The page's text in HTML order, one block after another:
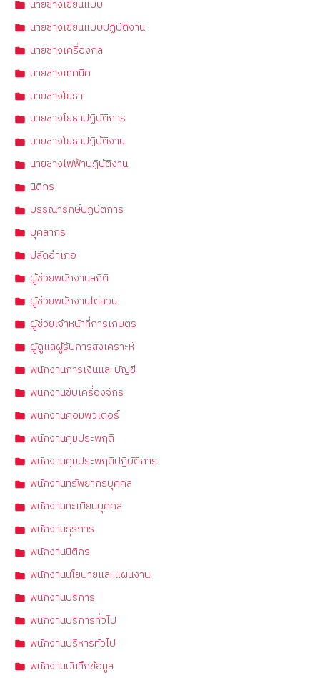
นายช่างเขียนแบบ
นายช่างเขียนแบบปฏิบัติงาน
นายช่างเครื่องกล
นายช่างเทคนิค
นายช่างโยธา
นายช่างโยธาปฏิบัติการ
นายช่างโยธาปฏิบัติงาน
นายช่างไฟฟ้าปฏิบัติงาน
นิติกร
บรรณารักษ์ปฏิบัติการ
บุคลากร
ปลัดอำเภอ
ผู้ช่วยพนักงานสถิติ
ผู้ช่วยพนักงานไต่สวน
ผู้ช่วยเจ้าหน้าที่การเกษตร
ผู้ดูแลผู้รับการสงเคราะห์
พนักงานการเงินและบัญชี
พนักงานขับเครื่องจักร
พนักงานคอมพิวเตอร์
พนักงานคุมประพฤติ
พนักงานคุมประพฤติปฏิบัติการ
พนักงานทรัพยากรบุคคล
พนักงานทะเบียนบุคคล
พนักงานธุรการ
พนักงานนิติกร
พนักงานนโยบายและแผนงาน
พนักงานบริการ
พนักงานบริการทั่วไป
พนักงานบริหารทั่วไป
พนักงานบันทึกข้อมูล